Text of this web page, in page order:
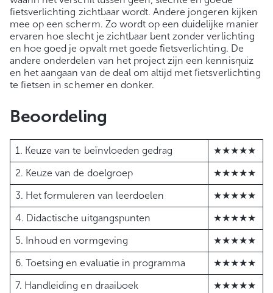
fietsverlichting zichtbaar wordt. Andere jongeren kijken
mee op een scherm. Zo wordt op een duidelijke manier
ervaren hoe slecht je zichtbaar bent zonder verlichting
en hoe goed je opvalt met goede fietsverlichting. De
andere onderdelen van het project zijn een kennisquiz
en het aangaan van de deal om altijd met fietsverlichting
te fietsen in schemer en donker.
Beoordeling
1. Keuze van te beïnvloeden gedrag
★★★★★
2. Keuze van de doelgroep
★★★★★
3. Het formuleren van leerdoelen
★★★★★
4. Didactische uitgangspunten
★★★★★
5. Inhoud en vormgeving
★★★★★
6. Toetsing en evaluatie in programma
★★★★★
7. Handleiding en draaiboek
★★★★★